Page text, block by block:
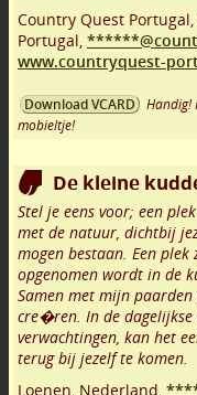
Country Quest
Portugal,
www.countryquest-
Download VCARD
Handig!
mobieltje!
De kleine
Stel je eens voor; een
met de natuur, dichtbij
mogen bestaan. Een
opgenomen wordt in de
Samen met mijn
cre�ren. In de dagelijkse
verwachtingen, kan het
terug bij jezelf te komen.
Loenen, Nederland,